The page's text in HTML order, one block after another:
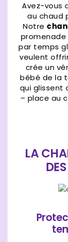
Avez-vous
au chaud
Notre
par temps
veulent
crée un
bébé de la
qui glissent
– place au
LA